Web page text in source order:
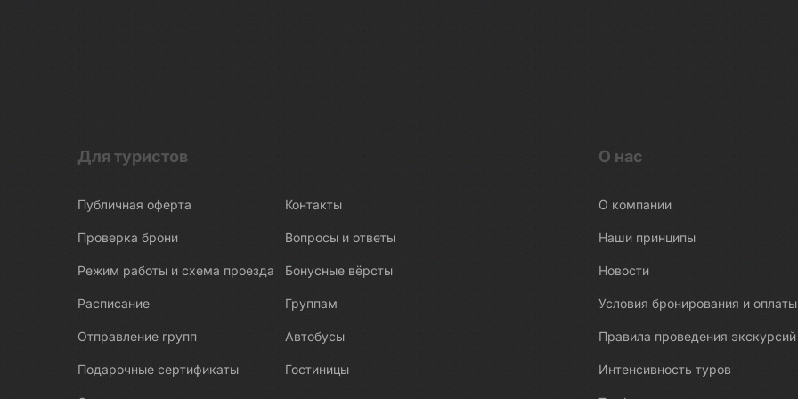
Для туристов
Публичная оферта
Проверка брони
Режим работы и схема проезда
Расписание
Отправление групп
Подарочные сертификаты
Контакты
Вопросы и ответы
Бонусные вёрсты
Группам
Автобусы
Гостиницы
О нас
О компании
Наши принципы
Новости
Условия бронирования и оплаты
Правила проведения экскурсий
Интенсивность туров